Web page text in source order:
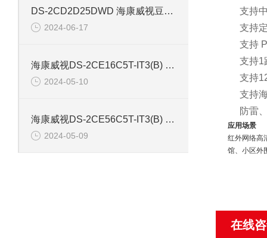
DS-2CD2D25DWD 海康威视豆干型小孔摄像机
2024-06-17
海康威视DS-2CE16C5T-IT3(B) 130万红外防水同轴摄像机
2024-05-10
海康威视DS-2CE56C5T-IT3(B) 130万像素红外半球摄像机
2024-05-09
支持
支持
支持
支持1
支持
支持
防雷
应用场景
红外网络高
馆、小区外
在线